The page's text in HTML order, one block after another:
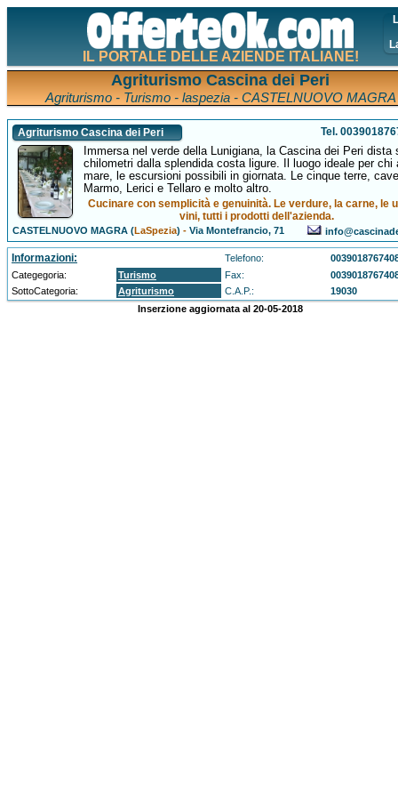
IL PORTALE DELLE AZIENDE ITALIANE!
Agriturismo Cascina dei Peri
Agriturismo - Turismo - laspezia - CASTELNUOVO MAGRA
Agriturismo Cascina dei Peri Tel.
Immersa nel verde della Lunigiana, la Cascina dei Peri dista
chilometri dalla splendida costa ligure. Il luogo ideale per chi
mare, le escursioni possibili in giornata. Le cinque terre,
Marmo, Lerici e Tellaro e molto altro.
Cucinare con semplicità e genuinità. Le verdure, la carne, le
vini, tutti i prodotti dell'azienda.
CASTELNUOVO MAGRA (LaSpezia) -Via Montefrancio, 71
Informazioni: Telefono:
Categegoria:
Turismo Fax:
SottoCategoria:
Agriturismo C.A.P.:
19030
Inserzione aggiornata al 20-05-2018